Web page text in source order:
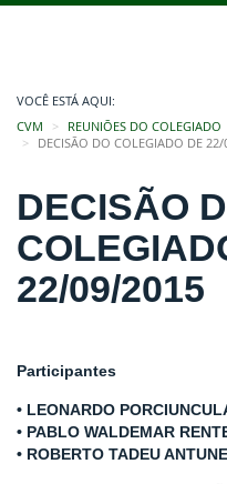
VOCÊ ESTÁ AQUI:
CVM
REUNIÕES DO COLEGIADO
DECISÃO DO COLEGIADO DE
DECISÃO
22/09/2015
Participantes
• LEONARDO
• PABLO WALDEMAR
• ROBERTO TADEU